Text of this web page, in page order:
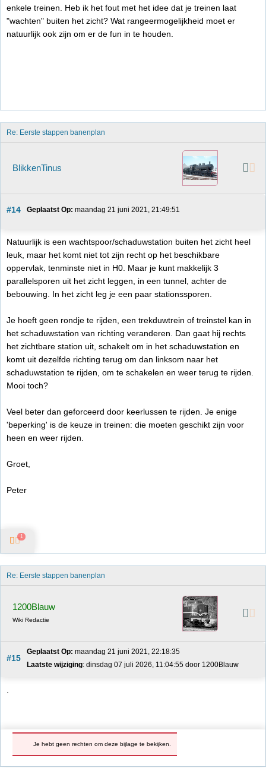
enkele treinen. Heb ik het fout met het idee dat je treinen laat
"wachten" buiten het zicht? Wat rangeermogelijkheid moet er
natuurlijk ook zijn om er de fun in te houden.
Re: Eerste stappen banenplan
BlikkenTinus
#14 Geplaatst Op: maandag 21 juni 2021, 21:49:51
Natuurlijk is een wachtspoor/schaduwstation buiten het zicht heel
leuk, maar het komt niet tot zijn recht op het beschikbare
oppervlak, tenminste niet in H0. Maar je kunt makkelijk 3
parallelsporen uit het zicht leggen, in een tunnel, achter de
bebouwing. In het zicht leg je een paar stationssporen.
Je hoeft geen rondje te rijden, een trekduwtrein of treinstel kan in
het schaduwstation van richting veranderen. Dan gaat hij rechts
het zichtbare station uit, schakelt om in het schaduwstation en
komt uit dezelfde richting terug om dan linksom naar het
schaduwstation te rijden, om te schakelen en weer terug te rijden.
Mooi toch?
Veel beter dan geforceerd door keerlussen te rijden. Je enige
'beperking' is de keuze in treinen: die moeten geschikt zijn voor
heen en weer rijden.
Groet,
Peter
1
Re: Eerste stappen banenplan
1200Blauw
Wiki Redactie
#15
Geplaatst Op: maandag 21 juni 2021, 22:18:35
Laatste wijziging: dinsdag 07 juli 2026, 11:04:55 door 1200Blauw
Je hebt geen rechten om deze bijlage te bekijken.